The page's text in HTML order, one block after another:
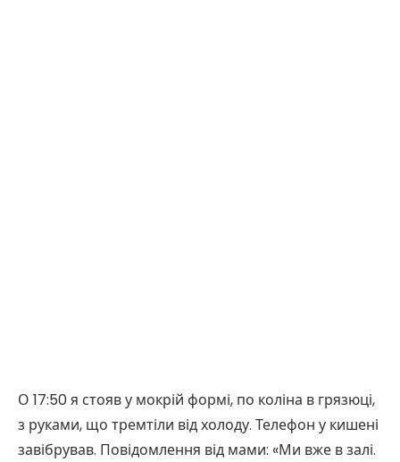
О 17:50 я стояв у мокрій формі, по коліна в грязюці,
з руками, що тремтіли від холоду. Телефон у кишені
завібрував. Повідомлення від мами: «Ми вже в залі.